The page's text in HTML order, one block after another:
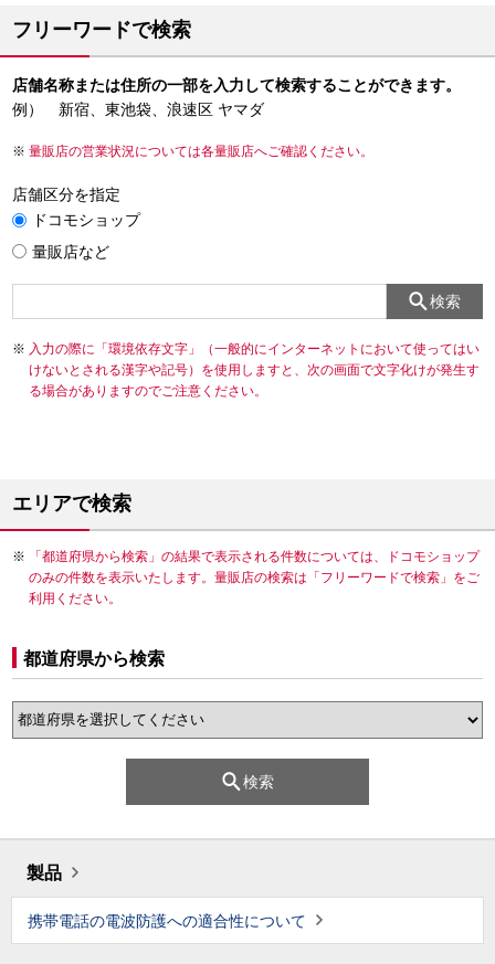
フリーワードで検索
店舗名称または住所の一部を入力して検索することができます。
例） 新宿、東池袋、浪速区 ヤマダ
量販店の営業状況については各量販店へご確認ください。
店舗区分を指定
ドコモショップ
量販店など
検索
入力の際に「環境依存文字」（一般的にインターネットにおいて使ってはい
けないとされる漢字や記号）を使用しますと、次の画面で文字化けが発生す
る場合がありますのでご注意ください。
エリアで検索
「都道府県から検索」の結果で表示される件数については、ドコモショップ
のみの件数を表示いたします。量販店の検索は「フリーワードで検索」をご
利用ください。
都道府県から検索
検索
製品
携帯電話の電波防護への適合性について